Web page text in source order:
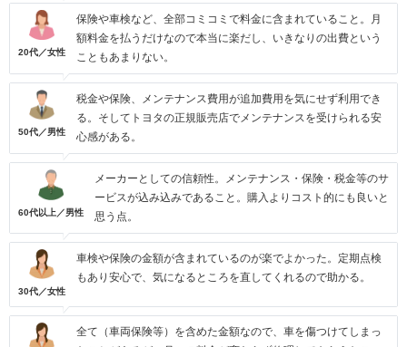
20代／女性
保険や車検など、全部コミコミで料金に含まれていること。月
額料金を払うだけなので本当に楽だし、いきなりの出費という
こともあまりない。
50代／男性
税金や保険、メンテナンス費用が追加費用を気にせず利用でき
る。そしてトヨタの正規販売店でメンテナンスを受けられる安
心感がある。
60代以上／男性
メーカーとしての信頼性。メンテナンス・保険・税金等のサ
ービスが込み込みであること。購入よりコスト的にも良いと
思う点。
30代／女性
車検や保険の金額が含まれているのが楽でよかった。定期点検
もあり安心で、気になるところを直してくれるので助かる。
全て（車両保険等）を含めた金額なので、車を傷つけてしまっ